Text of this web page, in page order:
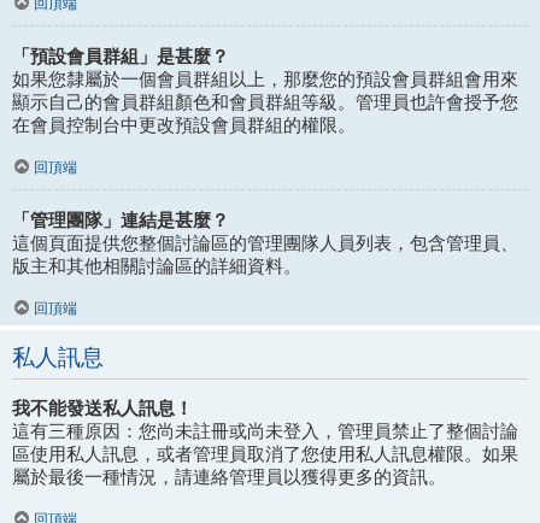
回頂端
「預設會員群組」是甚麼？
如果您隸屬於一個會員群組以上，那麼您的預設會員群組會用來
顯示自己的會員群組顏色和會員群組等級。管理員也許會授予您
在會員控制台中更改預設會員群組的權限。
回頂端
「管理團隊」連結是甚麼？
這個頁面提供您整個討論區的管理團隊人員列表，包含管理員、
版主和其他相關討論區的詳細資料。
回頂端
私人訊息
我不能發送私人訊息！
這有三種原因：您尚未註冊或尚未登入，管理員禁止了整個討論
區使用私人訊息，或者管理員取消了您使用私人訊息權限。如果
屬於最後一種情況，請連絡管理員以獲得更多的資訊。
回頂端